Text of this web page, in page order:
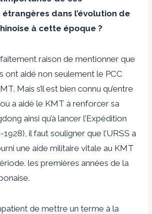
dans l’évolution de
à cette époque ?
raison de mentionner que
ont aidé non seulement le PCC
Mais s’il est bien connu qu’entre
a aidé le KMT à renforcer sa
ainsi qu’à lancer l’Expédition
il faut souligner que l’URSS a
une aide militaire vitale au KMT
les premières années de la
de mettre un terme à la